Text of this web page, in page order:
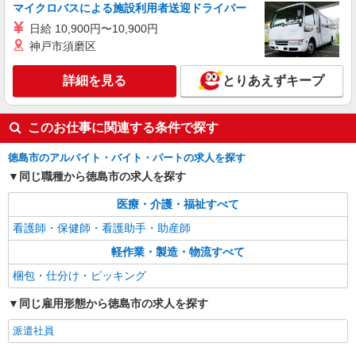
マイクロバスによる施設利用者送迎ドライバー
日給 10,900円〜10,900円
神戸市須磨区
詳細を見る とりあえずキープ
このお仕事に関連する条件で探す
徳島市のアルバイト・バイト・パートの求人を探す
同じ職種から徳島市の求人を探す
医療・介護・福祉すべて
看護師・保健師・看護助手・助産師
軽作業・製造・物流すべて
梱包・仕分け・ピッキング
同じ雇用形態から徳島市の求人を探す
派遣社員